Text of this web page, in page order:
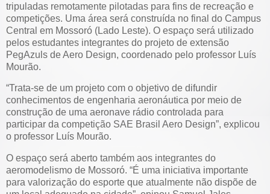
tripuladas remotamente pilotadas para fins de recreação e
competições. Uma área será construída no final do Campus
Central em Mossoró (Lado Leste). O espaço será utilizado
pelos estudantes integrantes do projeto de extensão
PegAzuls de Aero Design, coordenado pelo professor Luís
Mourão.
“Trata-se de um projeto com o objetivo de difundir
conhecimentos de engenharia aeronáutica por meio de
construção de uma aeronave rádio controlada para
participar da competição SAE Brasil Aero Design”, explicou
o professor Luís Mourão.
O espaço será aberto também aos integrantes do
aeromodelismo de Mossoró. “É uma iniciativa importante
para valorização do esporte que atualmente não dispõe de